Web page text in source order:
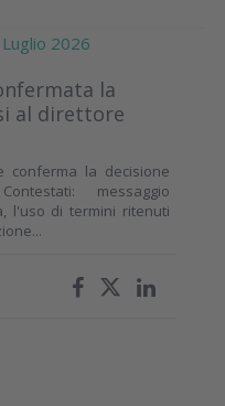
2026
la
al direttore
conferma la decisione
messaggio
l'uso di termini ritenuti